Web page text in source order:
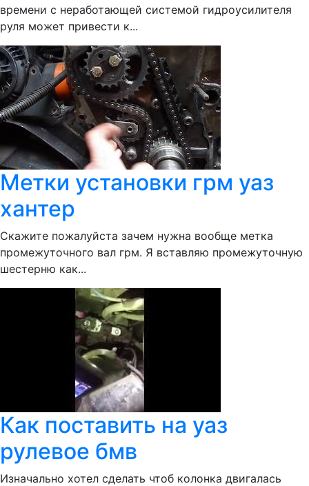
времени с неработающей системой гидроусилителя
руля может привести к...
Метки установки грм уаз
хантер
Скажите пожалуйста зачем нужна вообще метка
промежуточного вал грм. Я вставляю промежуточную
шестерню как...
Как поставить на уаз
рулевое бмв
Изначально хотел сделать чтоб колонка двигалась